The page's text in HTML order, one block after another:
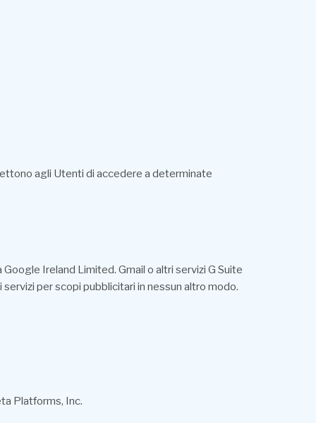
agli Utenti di accedere a determinate
Ireland Limited. Gmail o altri servizi G Suite
per scopi pubblicitari in nessun altro modo.
Platforms, Inc.